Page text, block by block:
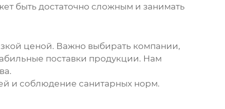
быть достаточно сложным и занимать
ценой. Важно выбирать компании,
поставки продукции. Нам
и соблюдение санитарных норм.